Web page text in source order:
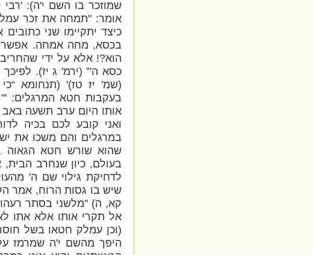
שמוזכר בו השם י'ה):
אומר: "תמחה את זכר
כיצד יתקיימו שני
בכסא, מחה אמחה. אפשר
הוא?! אלא על ידי
כסא ה'” (ירמ' ג יז).
(שמ' יז טז)' (תנחומא
בעקבות חטא המרגלים:
אותו היום ערב תשעה
ואני קובע לכם בכיה
במרגלים והם משכו את
שהוא שורש חטא הגאוה
בעולם, כיון שנחרב
לדחיקת גילוי שם ה'
שיש בו גסות הרוח, אמר
קא, ה) "מלשני בסתר רעהו
אל תקרי אותו אלא אתו
(וכן עמלק חטאו בשל
היפך מהשם י'ה שמרמז